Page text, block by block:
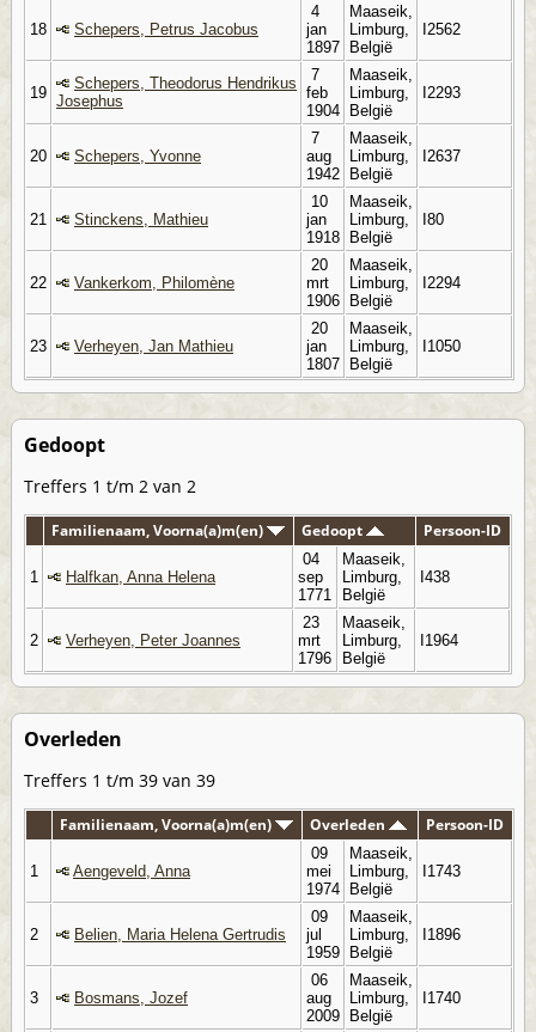
18 Schepers, Petrus Jacobus
4
jan
1897
Maaseik,
Limburg,
België
I2562
19
Schepers, Theodorus Hendrikus
Josephus
7
feb
1904
Maaseik,
Limburg,
België
I2293
20 Schepers, Yvonne
7
aug
1942
Maaseik,
Limburg,
België
I2637
21 Stinckens, Mathieu
10
jan
1918
Maaseik,
Limburg,
België
I80
22 Vankerkom, Philomène
20
mrt
1906
Maaseik,
Limburg,
België
I2294
23 Verheyen, Jan Mathieu
20
jan
1807
Maaseik,
Limburg,
België
I1050
Gedoopt
Treffers 1 t/m 2 van 2
Familienaam, Voorna(a)m(en) Gedoopt Persoon-ID
1 Halfkan, Anna Helena
04
sep
1771
Maaseik,
Limburg,
België
I438
2 Verheyen, Peter Joannes
23
mrt
1796
Maaseik,
Limburg,
België
I1964
Overleden
Treffers 1 t/m 39 van 39
Familienaam, Voorna(a)m(en) Overleden Persoon-ID
1 Aengeveld, Anna
09
mei
1974
Maaseik,
Limburg,
België
I1743
2 Belien, Maria Helena Gertrudis
09
jul
1959
Maaseik,
Limburg,
België
I1896
3 Bosmans, Jozef
06
aug
2009
Maaseik,
Limburg,
België
I1740